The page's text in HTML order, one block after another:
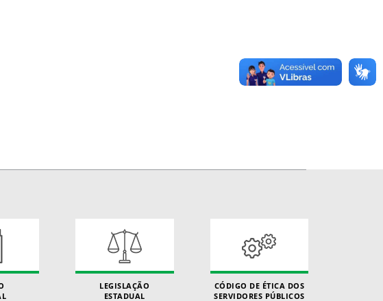
LEGISLAÇÃO
ESTADUAL
CÓDIGO DE ÉTICA DOS
SERVIDORES PÚBLICOS